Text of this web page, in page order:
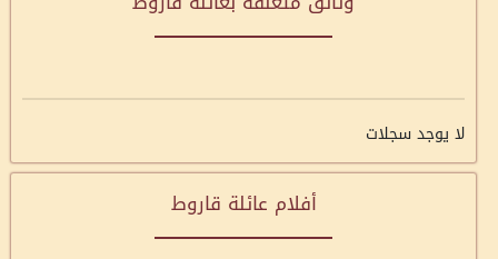
لا يوجد سجلات
أفلام عائلة قاروط